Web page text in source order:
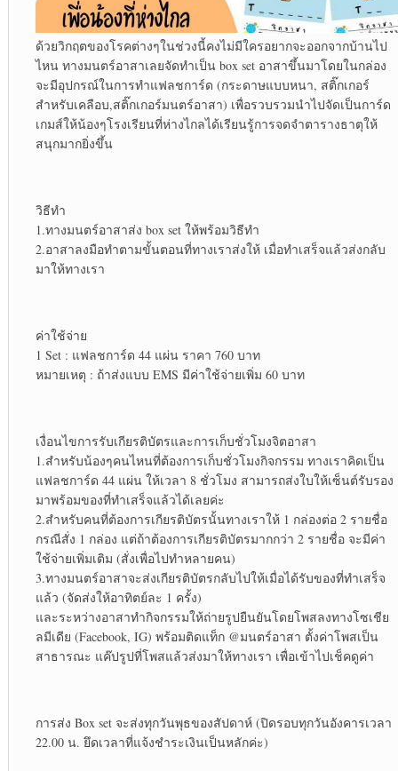
ด้วยวิกฤตของโรคต่างๆในช่วงนี้คงไม่มีใครอยากจะออกจากบ้านไป
ไหน ทางมนตร์อาสาเลยจัดทำเป็น box set อาสาขึ้นมาโดยในกล่อง
จะมีอุปกรณ์ในการทำแฟลชการ์ด (กระดาษแบบหนา, สติ๊กเกอร์
สำหรับเคลือบ,สติ๊กเกอร์มนตร์อาสา) เพื่อรวบรวมนำไปจัดเป็นการ์ด
เกมส์ให้น้องๆโรงเรียนที่ห่างไกลได้เรียนรู้การจดจำตารางธาตุให้
สนุกมากยิ่งขึ้น
วิธีทำ
1.ทางมนตร์อาสาส่ง box set ให้พร้อมวิธีทำ
2.อาสาลงมือทำตามขั้นตอนที่ทางเราส่งให้ เมื่อทำเสร็จแล้วส่งกลับ
มาให้ทางเรา
ค่าใช้จ่าย
1 Set : แฟลชการ์ด 44 แผ่น ราคา 760 บาท
หมายเหตุ : ถ้าส่งแบบ EMS มีค่าใช้จ่ายเพิ่ม 60 บาท
เงื่อนไขการรับเกียรติบัตรและการเก็บชั่วโมงจิตอาสา
1.สำหรับน้องๆคนไหนที่ต้องการเก็บชั่วโมงกิจกรรม ทางเราคิดเป็น
แฟลชการ์ด 44 แผ่น ให้เวลา 8 ชั่วโมง สามารถส่งใบให้เซ็นต์รับรอง
มาพร้อมของที่ทำเสร็จแล้วได้เลยค่ะ
2.สำหรับคนที่ต้องการเกียรติบัตรนั้นทางเราให้ 1 กล่องต่อ 2 รายชื่อ
กรณีสั่ง 1 กล่อง แต่ถ้าต้องการเกียรติบัตรมากกว่า 2 รายชื่อ จะมีค่า
ใช้จ่ายเพิ่มเติม (สั่งเพื่อไปทำหลายคน)
3.ทางมนตร์อาสาจะส่งเกียรติบัตรกลับไปให้เมื่อได้รับของที่ทำเสร็จ
แล้ว (จัดส่งให้อาทิตย์ละ 1 ครั้ง)
และระหว่างอาสาทำกิจกรรมให้ถ่ายรูปยืนยันโดยโพสลงทางโซเชีย
ลมีเดีย (Facebook, IG) พร้อมติดแท็ก @มนตร์อาสา ตั้งค่าโพสเป็น
สาธารณะ แค๊ปรูปที่โพสแล้วส่งมาให้ทางเรา เพื่อเข้าไปเช็คดูค่า
การส่ง Box set จะส่งทุกวันพุธของสัปดาห์ (ปิดรอบทุกวันอังคารเวลา
22.00 น. ยึดเวลาที่แจ้งชำระเงินเป็นหลักค่ะ)